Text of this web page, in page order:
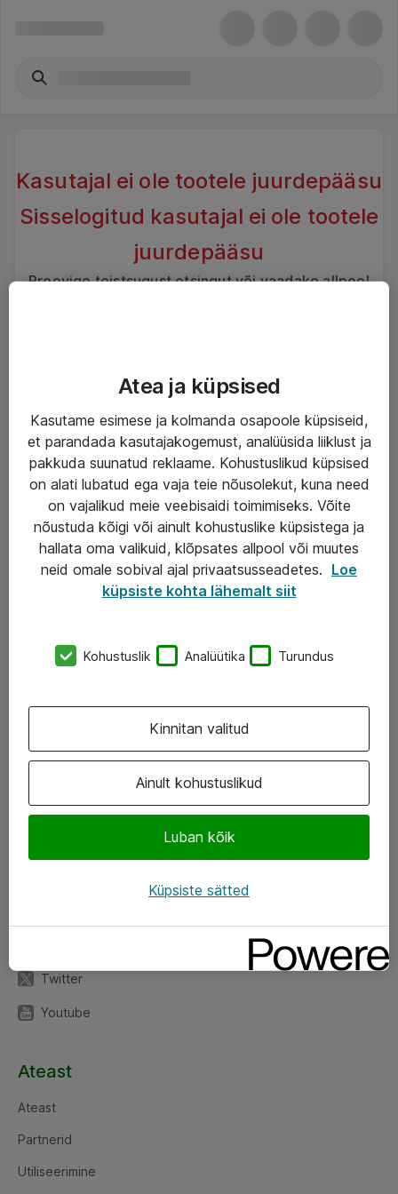
Kasutajal ei ole tootele juurdepääsu
Sisselogitud kasutajal ei ole tootele
juurdepääsu
Proovige teistsugust otsingut või vaadake allpool
Teenused
IT taristu
Haldusteenused
Garantii
Turva- ja nõrkvoolulahendused
AS ATEA
eShop@atea.ee
Twitter
Youtube
Ateast
Ateast
Partnerid
Utiliseerimine
Atea ja küpsised
Kasutame esimese ja kolmanda osapoole küpsiseid,
et parandada kasutajakogemust, analüüsida liiklust ja
pakkuda suunatud reklaame. Kohustuslikud küpsised
on alati lubatud ega vaja teie nõusolekut, kuna need
on vajalikud meie veebisaidi toimimiseks. Võite
nõustuda kõigi või ainult kohustuslike küpsistega ja
hallata oma valikuid, klõpsates allpool või muutes
neid omale sobival ajal privaatsusseadetes. Loe
küpsiste kohta lähemalt siit
Kohustuslik Analüütika Turundus
Ainult kohustuslikud
Luban kõik
Kinnitan valitud
Küpsiste sätted